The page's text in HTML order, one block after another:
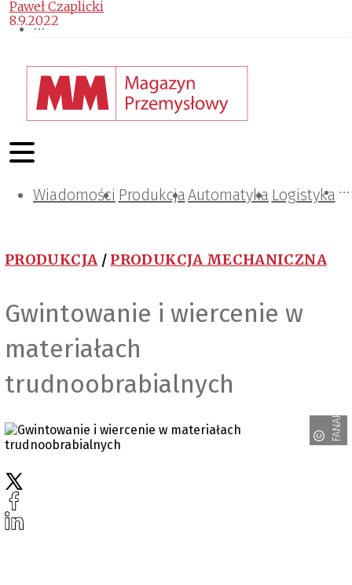
Wiadomości ProdukcjaAutomatyka Logistyka
Projektowanie i konstrukcje
Zarządzanie i IT
Tematy specjalne
PRODUKCJA / PRODUKCJA MECHANICZNA
Gwintowanie i wiercenie w
materiałach
trudnoobrabialnych
FANAR
Paweł Czaplicki
8.9.2022